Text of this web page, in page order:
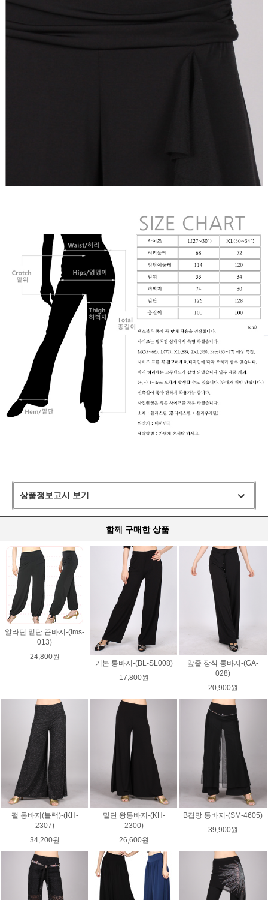
상품정보고시 보기
함께 구매한 상품
알라딘 밑단 끈바지-(lms-
013)
24,800원
기본 통바지-(BL-SL008)
17,800원
앞줄 장식 통바지-(GA-
028)
20,900원
펄 통바지(블랙)-(KH-
2307)
34,200원
밑단 왕통바지-(KH-
2300)
26,600원
B겹망 통바지-(SM-4605)
39,900원